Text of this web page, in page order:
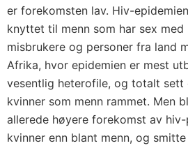
er forekomsten lav. Hiv-
knyttet til menn som har sex med
misbrukere og personer fra land
Afrika, hvor epidemien er mest
vesentlig heterofile, og totalt sett
kvinner som menn rammet. Men
allerede høyere forekomst av
kvinner enn blant menn, og